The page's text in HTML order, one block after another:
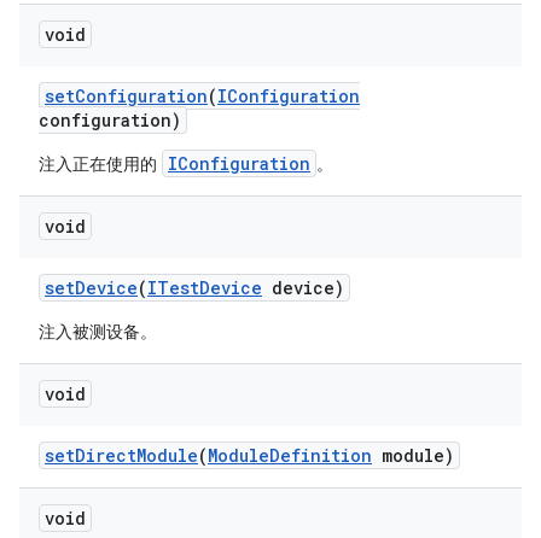
void
setConfiguration(IConfiguration
configuration)
注入正在使用的 IConfiguration 。
void
setDevice(ITestDevice device)
注入被测设备。
void
setDirectModule(ModuleDefinition module)
void